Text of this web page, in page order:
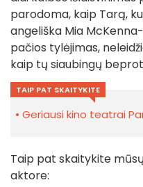
parodoma, kaip Tarą,
angeliška Mia
pačios tylėjimas,
kaip tų siaubingų
TAIP PAT SKAITYKITE
Geriausi kino teatrai
Taip pat skaitykite
aktore: